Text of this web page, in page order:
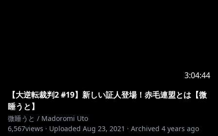
3:04:44
【大逆転裁判2 #19】新しい証人登場！赤毛連盟とは【微
睡うと】
微睡うと / Madoromi Uto
6,567views · Uploaded Aug 23, 2021 · Archived 4 years ago